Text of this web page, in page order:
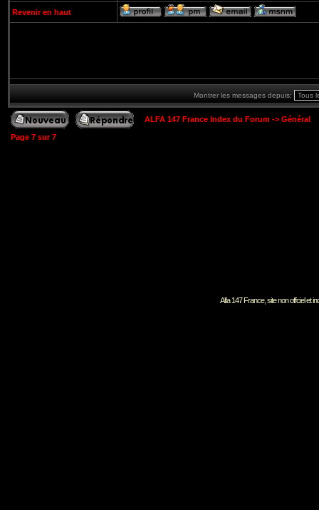
Revenir en haut
Montrer les messages depuis:
ALFA 147 France Index du Forum -> Général
Page 7 sur7
Alfa 147 France, site non offciel et